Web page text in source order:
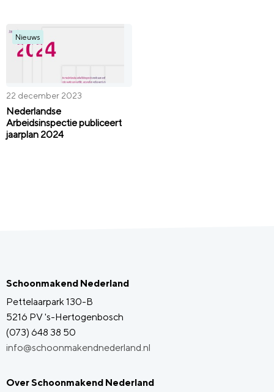
Nieuws
22 december 2023
Nederlandse
Arbeidsinspectie publiceert
jaarplan 2024
Schoonmakend Nederland
Pettelaarpark 130-B
5216 PV 's-Hertogenbosch
(073) 648 38 50
info@schoonmakendnederland.nl
Over Schoonmakend Nederland